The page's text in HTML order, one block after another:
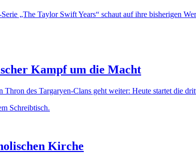
„The Taylor Swift Years“ schaut auf ihre bisherigen
Kampf um die Macht
des Targaryen-Clans geht weiter: Heute startet die
Kirche